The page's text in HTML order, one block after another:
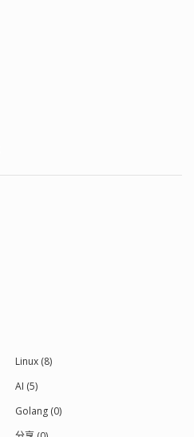
Linux (8)
AI (5)
Golang (0)